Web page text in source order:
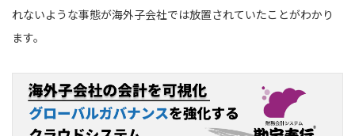
れないような事態が海外子会社では放置されていたことがわかり
ます。